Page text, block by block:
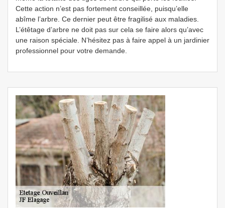
Cette action n’est pas fortement conseillée, puisqu’elle
abîme l’arbre. Ce dernier peut être fragilisé aux maladies.
L’étêtage d’arbre ne doit pas sur cela se faire alors qu’avec
une raison spéciale. N’hésitez pas à faire appel à un jardinier
professionnel pour votre demande.